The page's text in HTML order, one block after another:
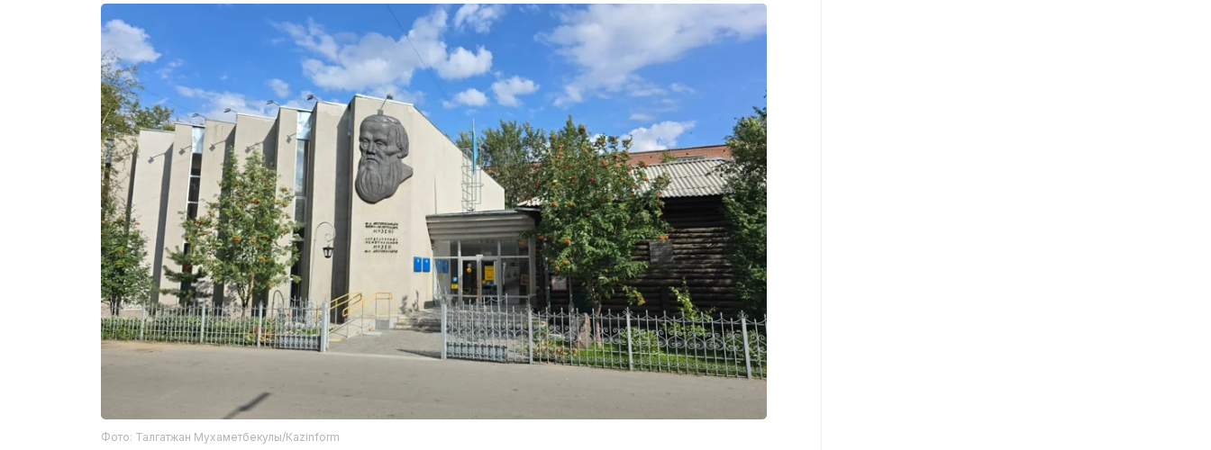
Фото: Талгатжан Мухаметбекулы/Кazinform